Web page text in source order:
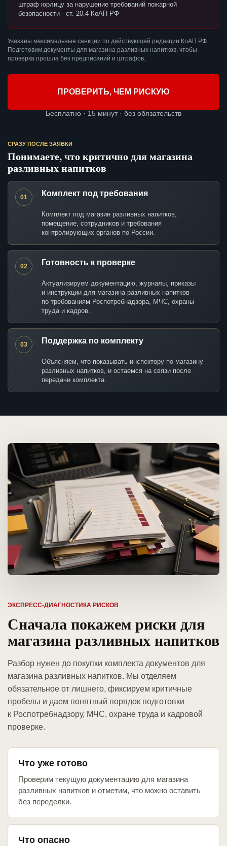
штраф юрлицу за нарушение требований пожарной
безопасности - ст. 20.4 КоАП РФ
Указаны максимальные санкции по действующей редакции КоАП РФ.
Подготовим документы для магазина разливных напитков, чтобы
проверка прошла без предписаний и штрафов.
ПРОВЕРИТЬ, ЧЕМ РИСКУЮ
Бесплатно · 15 минут · без обязательств
СРАЗУ ПОСЛЕ ЗАЯВКИ
Понимаете, что критично для магазина
разливных напитков
01 Комплект под требования
Комплект под магазин разливных напитков,
помещение, сотрудников и требования
контролирующих органов по России.
02 Готовность к проверке
Актуализируем документацию, журналы, приказы
и инструкции для магазина разливных напитков
по требованиям Роспотребнадзора, МЧС, охраны
труда и кадров.
03 Поддержка по комплекту
Объясняем, что показывать инспектору по магазину
разливных напитков, и остаемся на связи после
передачи комплекта.
ЭКСПРЕСС-ДИАГНОСТИКА РИСКОВ
Сначала покажем риски для
магазина разливных напитков
Разбор нужен до покупки комплекта документов для
магазина разливных напитков. Мы отделяем
обязательное от лишнего, фиксируем критичные
пробелы и даем понятный порядок подготовки
к Роспотребнадзору, МЧС, охране труда и кадровой
проверке.
Что уже готово
Проверим текущую документацию для магазина
разливных напитков и отметим, что можно оставить
без переделки.
Что опасно